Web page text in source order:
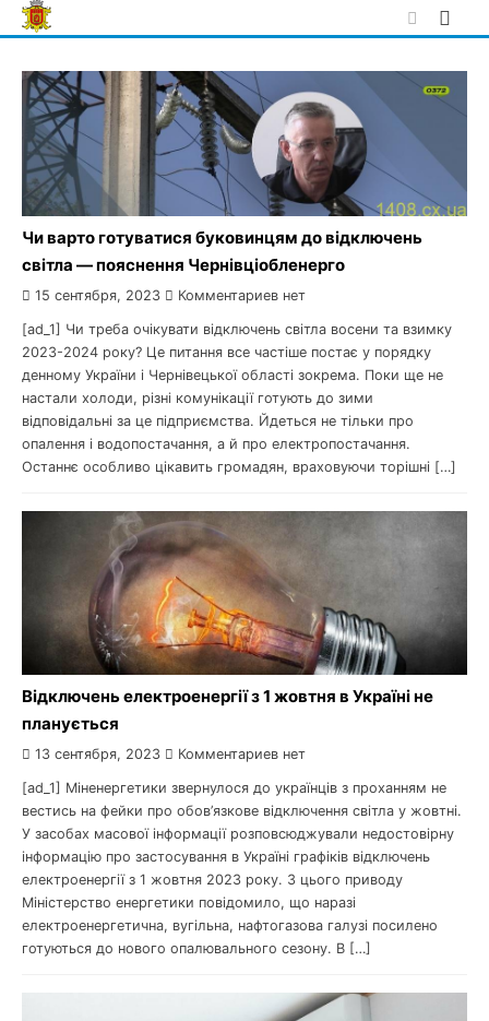
Skip
to
Чи варто готуватися буковинцям до відключень
світла — пояснення Чернівціобленерго
15 сентября, 2023 Комментариев нет
[ad_1] Чи треба очікувати відключень світла восени та взимку
2023-2024 року? Це питання все частіше постає у порядку
денному України і Чернівецької області зокрема. Поки ще не
настали холоди, різні комунікації готують до зими
відповідальні за це підприємства. Йдеться не тільки про
опалення і водопостачання, а й про електропостачання.
Останнє особливо цікавить громадян, враховуючи торішні […]
Відключень електроенергії з 1 жовтня в Україні не
планується
13 сентября, 2023 Комментариев нет
[ad_1] Міненергетики звернулося до українців з проханням не
вестись на фейки про обов’язкове відключення світла у жовтні.
У засобах масової інформації розповсюджували недостовірну
інформацію про застосування в Україні графіків відключень
електроенергії з 1 жовтня 2023 року. З цього приводу
Міністерство енергетики повідомило, що наразі
електроенергетична, вугільна, нафтогазова галузі посилено
готуються до нового опалювального сезону. В […]